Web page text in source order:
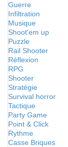
Guerre
Infiltration
Musique
Shoot'em up
Puzzle
Rail Shooter
Réflexion
RPG
Shooter
Stratégie
Survival horror
Tactique
Party Game
Point & Click
Rythme
Casse Briques